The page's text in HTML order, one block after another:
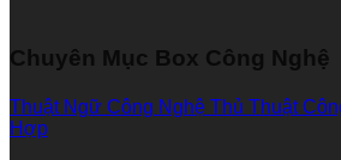
Chuyên Mục Box Công Nghệ
Thuật Ngữ Công Nghệ Thủ Thuật
Hợp